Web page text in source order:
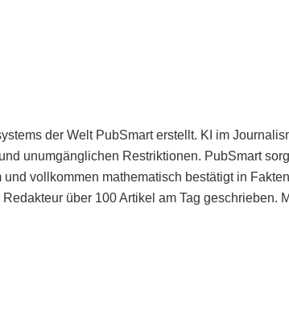
der Welt PubSmart erstellt. KI im
unumgänglichen Restriktionen. PubSmart
vollkommen mathematisch bestätigt in
über 100 Artikel am Tag geschrieben.